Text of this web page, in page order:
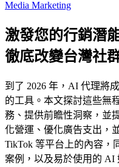
Media Marketing
激發您的行銷潛
徹底改變台灣社
到了 2026 年，AI 代理將
的工具。本文探討這些無
務、提供前瞻性洞察，並
化營運、優化廣告支出，
TikTok 等平台上的內容，
案例，以及易於使用的 AI